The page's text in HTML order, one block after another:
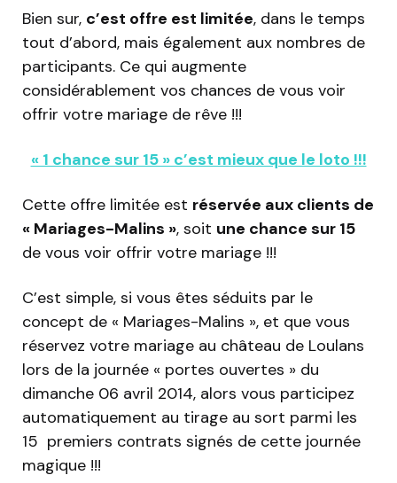
Bien sur, c’est offre est limitée, dans le temps
tout d’abord, mais également aux nombres de
participants. Ce qui augmente
considérablement vos chances de vous voir
offrir votre mariage de rêve !!!
« 1 chance sur 15 » c’est mieux que le loto !!!
Cette offre limitée est réservée aux clients de
« Mariages-Malins », soit une chance sur 15
de vous voir offrir votre mariage !!!
C’est simple, si vous êtes séduits par le
concept de « Mariages-Malins », et que vous
réservez votre mariage au château de Loulans
lors de la journée « portes ouvertes » du
dimanche 06 avril 2014, alors vous participez
automatiquement au tirage au sort parmi les
15 premiers contrats signés de cette journée
magique !!!